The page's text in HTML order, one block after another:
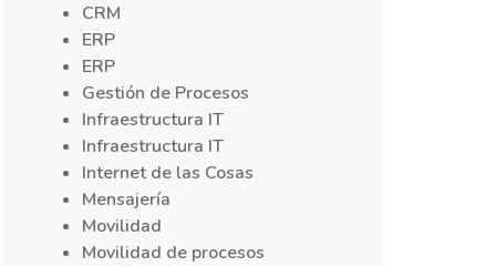
CRM
ERP
ERP
Gestión de Procesos
Infraestructura IT
Infraestructura IT
Internet de las Cosas
Mensajería
Movilidad
Movilidad de procesos